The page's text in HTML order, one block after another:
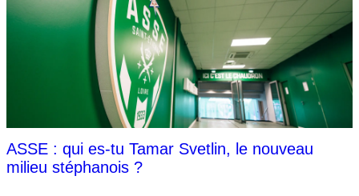
ASSE : qui es-tu Tamar Svetlin, le nouveau
milieu stéphanois ?